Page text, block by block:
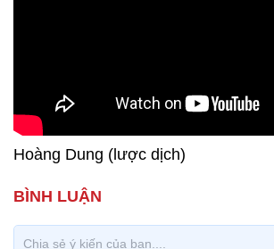
Hoàng Dung (lược dịch)